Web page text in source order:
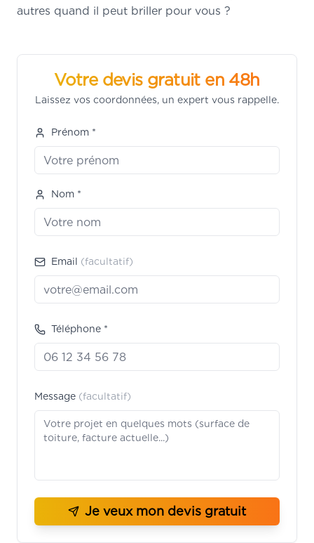
autres quand il peut briller pour vous ?
Votre devis gratuit en 48h
Laissez vos coordonnées, un expert vous rappelle.
Prénom *
Nom *
Email (facultatif)
Téléphone *
Message (facultatif)
Je veux mon devis gratuit